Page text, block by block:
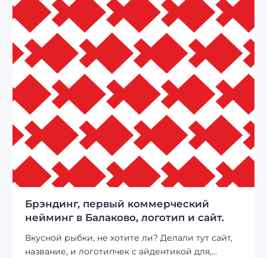
Брэндинг, первый коммерческий
нейминг в Балаково, логотип и сайт.
Вкусной рыбки, не хотите ли? Делали тут сайт,
название, и логотипчек с айдентикой для,...